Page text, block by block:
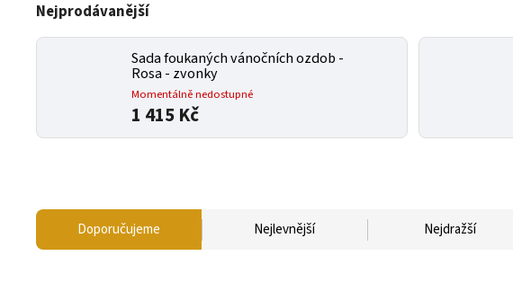
Nejprodávanější
Sada foukaných vánočních ozdob -
Rosa - zvonky
Momentálně nedostupné
1 415 Kč
Doporučujeme Nejlevnější Nejdražší